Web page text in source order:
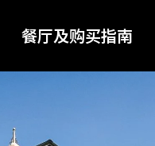
餐厅及购买指南